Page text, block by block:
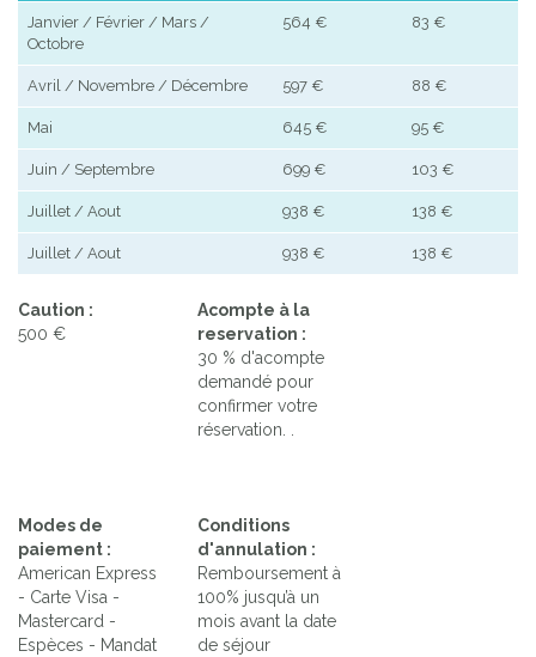
Janvier / Février / Mars /
Octobre
564 € 83 €
Avril / Novembre / Décembre 597 € 88 €
Mai 645 € 95 €
Juin / Septembre 699 € 103 €
Juillet / Aout 938 € 138 €
Juillet / Aout 938 € 138 €
Caution :
500 €
Acompte à la
reservation :
30 % d'acompte
demandé pour
confirmer votre
réservation. .
Modes de
paiement :
American Express
- Carte Visa -
Mastercard -
Espèces - Mandat
Conditions
d'annulation :
Remboursement à
100% jusqu’à un
mois avant la date
de séjour